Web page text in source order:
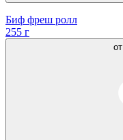
Биф фреш ролл
255 г
от